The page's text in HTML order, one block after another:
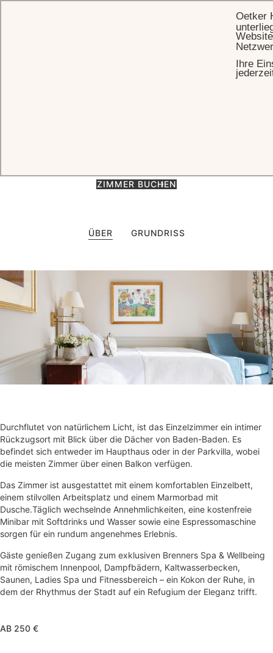
ZIMMER BUCHEN
ÜBER GRUNDRISS
Durchflutet von natürlichem Licht, ist das Einzelzimmer ein intimer
Rückzugsort mit Blick über die Dächer von Baden-Baden. Es
befindet sich entweder im Haupthaus oder in der Parkvilla, wobei
die meisten Zimmer über einen Balkon verfügen.
Das Zimmer ist ausgestattet mit einem komfortablen Einzelbett,
einem stilvollen Arbeitsplatz und einem Marmorbad mit
Dusche.Täglich wechselnde Annehmlichkeiten, eine kostenfreie
Minibar mit Softdrinks und Wasser sowie eine Espressomaschine
sorgen für ein rundum angenehmes Erlebnis.
Gäste genießen Zugang zum exklusiven Brenners Spa & Wellbeing
mit römischem Innenpool, Dampfbädern, Kaltwasserbecken,
Saunen, Ladies Spa und Fitnessbereich – ein Kokon der Ruhe, in
dem der Rhythmus der Stadt auf ein Refugium der Eleganz trifft.
AB 250 €
Oetker
Ihre